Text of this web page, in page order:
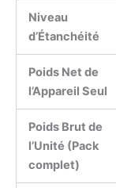
Niveau
d’Étanchéité
Poids Net de
l’Appareil Seul
Poids Brut de
l’Unité (Pack
complet)